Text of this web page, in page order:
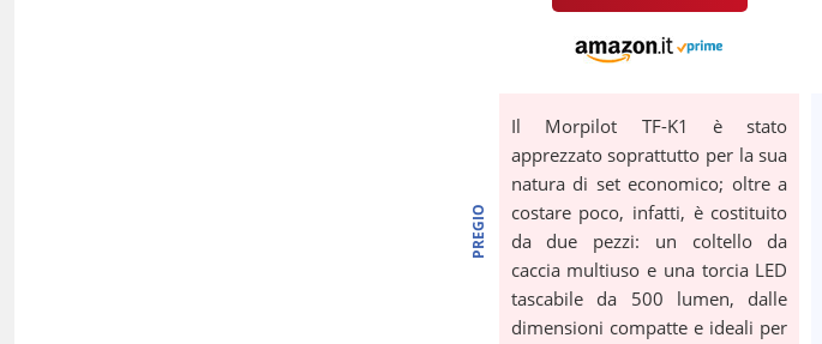
PREGIO
Il Morpilot TF-K1 è stato
apprezzato soprattutto per la sua
natura di set economico; oltre a
costare poco, infatti, è costituito
da due pezzi: un coltello da
caccia multiuso e una torcia LED
tascabile da 500 lumen, dalle
dimensioni compatte e ideali per